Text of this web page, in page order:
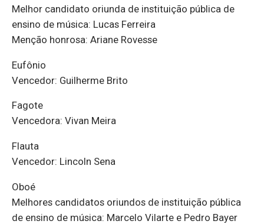
Melhor candidato oriunda de instituição pública de
ensino de música: Lucas Ferreira
Menção honrosa: Ariane Rovesse
Eufônio
Vencedor: Guilherme Brito
Fagote
Vencedora: Vivan Meira
Flauta
Vencedor: Lincoln Sena
Oboé
Melhores candidatos oriundos de instituição pública
de ensino de música: Marcelo Vilarte e Pedro Bayer